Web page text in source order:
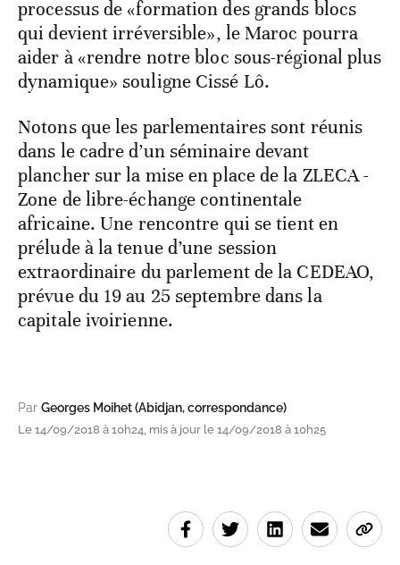
processus de «formation des grands blocs
qui devient irréversible», le Maroc pourra
aider à «rendre notre bloc sous-régional plus
dynamique» souligne Cissé Lô.
Notons que les parlementaires sont réunis
dans le cadre d’un séminaire devant
plancher sur la mise en place de la ZLECA -
Zone de libre-échange continentale
africaine. Une rencontre qui se tient en
prélude à la tenue d’une session
extraordinaire du parlement de la CEDEAO,
prévue du 19 au 25 septembre dans la
capitale ivoirienne.
Par Georges Moihet (Abidjan, correspondance)
Le 14/09/2018 à 10h24, mis à jour le 14/09/2018 à 10h25